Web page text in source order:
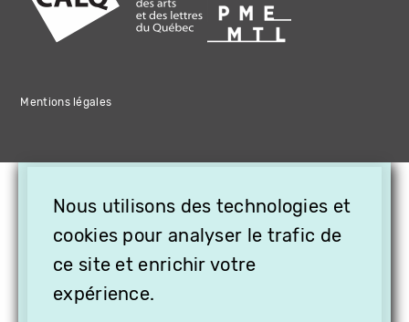
Mentions légales
Nous utilisons des technologies et
cookies pour analyser le trafic de
ce site et enrichir votre
expérience.
OFFREZ LA VIDÉO EN
CADEAU, ABONNEZ VOS
PROCHES À VITHÈQUE !